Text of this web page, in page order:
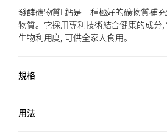
發酵礦物質L鈣是一種極好的礦物質補
物質。它採用專利技術結合健康的成分
生物利用度, 可供全家人食用。
規格
用法